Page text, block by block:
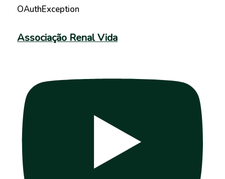
OAuthException
Associação Renal Vida